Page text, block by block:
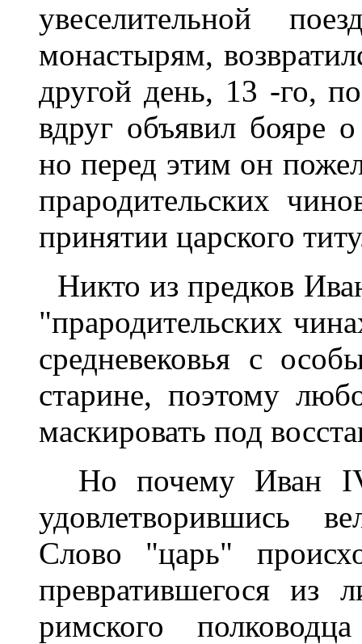
увеселительной
монастырям,
другой день, 13 -го,
вдруг объявил бояре
но перед этим он
прародительских
принятии царского
Никто из предков
"прародительских
средневековья с
старине, поэтому
маскировать под
Но почему Иван I
удовлетворившись
Слово "царь"
превратившегося из
римского